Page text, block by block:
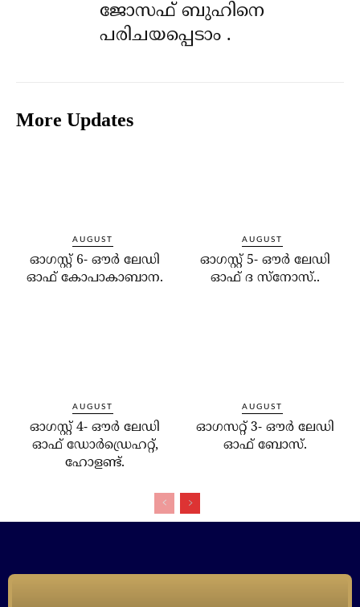
ജോസഫ് ബുഹിനെ
പരിചയപ്പെടാം .
More Updates
AUGUST
ഓഗസ്റ്റ് 6- ഔര്‍ ലേഡി
ഓഫ് കോപാകാബാന.
AUGUST
ഓഗസ്റ്റ് 5- ഔര്‍ ലേഡി
ഓഫ് ദ സ്‌നോസ്..
AUGUST
ഓഗസ്റ്റ് 4- ഔര്‍ ലേഡി
ഓഫ് ഡോര്‍ഡ്രെഹറ്റ്,
ഹോളണ്ട്.
AUGUST
ഓഗസറ്റ് 3- ഔര്‍ ലേഡി
ഓഫ് ബോസ്.